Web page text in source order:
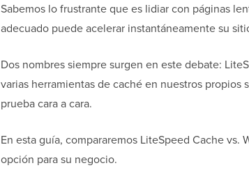
Sabemos lo frustrante que es lidiar con páginas
adecuado puede acelerar instantáneamente su
Dos nombres siempre surgen en este debate:
varias herramientas de caché en nuestros
prueba cara a cara.
En esta guía, compararemos LiteSpeed Cache vs.
opción para su negocio.